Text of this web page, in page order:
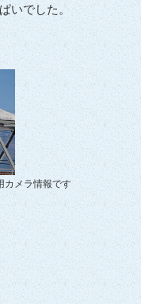
いでした。
カメラ情報です